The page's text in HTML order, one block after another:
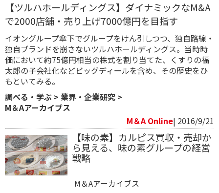
【ツルハホールディングス】ダイナミックなM&A
で2000店舗・売り上げ7000億円を目指す
イオングループ傘下でグループをけん引しつつ、独自路線・
独自ブランドを崩さないツルハホールディングス。当時時
価において約75億円相当の株式を割り当てた、くすりの福
太郎の子会社化などビッグディールを含め、その歴史をひ
もといてみる。
調べる・学ぶ > 業界・企業研究 >
M＆Aアーカイブス
M＆A Online| 2016/9/21
【味の素】カルピス買収・売却か
ら見える、味の素グループの経営
戦略
M＆Aアーカイブス